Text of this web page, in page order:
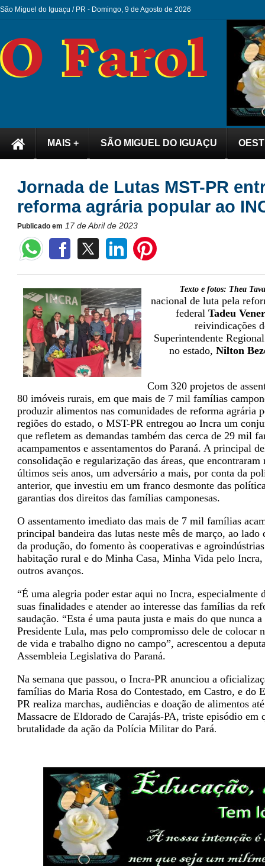
São Miguel do Iguaçu / PR - Domingo, 9 de Agosto de 2026
MAIS + SÃO MIGUEL DO IGUAÇU
Jornada de Lutas MST-PR
reforma agrária popular ao
Publicado em 17 de Abril de 2023
Texto e fotos: Thea
nacional de luta pela
federal Tadeu
reivindicações
Superintendente
no estado, Nilton
Com 320 projetos de
80 imóveis rurais, em que mais de 7 mil famílias
produzir alimentos nas comunidades de reforma agrária
regiões do estado, o MST-PR entregou ao Incra um
que refletem as demandas também das cerca de 29 mil
acampamentos e assentamentos do Paraná. A principal
consolidação e regularização das áreas, que
últimos seis anos, um adversário a mais, por conta da
anterior, que investiu em um franco desmonte das
garantias dos direitos das famílias camponesas.
O assentamento imediato das mais de 7 mil famílias
principal bandeira das lutas neste mês de março, ao
da produção, do fomento às cooperativas e
habitação rural e do Minha Casa, Minha Vida pelo Incra,
outros avanços.
“É uma alegria poder estar aqui no Incra,
suas finalidades e atender ao interesse das famílias da
saudação. “Esta é uma pauta justa e mais do que nunca
Presidente Lula, mas pelo compromisso dele de colocar
de vida e trabalho digno no campo”, acrescentou a
Assembleia Legislativa do Paraná.
Na semana que passou, o Incra-PR anunciou a
famílias do Maria Rosa do Contestado, em Castro, e do
PR realiza marchas, audiências e doação de alimentos
Massacre de Eldorado de Carajás-PA, triste episódio
brutalidade da ação da Polícia Militar do Pará.